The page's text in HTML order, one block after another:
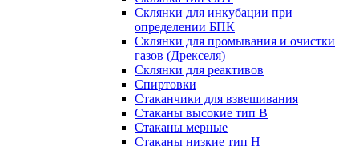
Склянки для инкубации при
определении БПК
Склянки для промывания и очистки
газов (Дрекселя)
Склянки для реактивов
Спиртовки
Стаканчики для взвешивания
Стаканы высокие тип В
Стаканы мерные
Стаканы низкие тип Н